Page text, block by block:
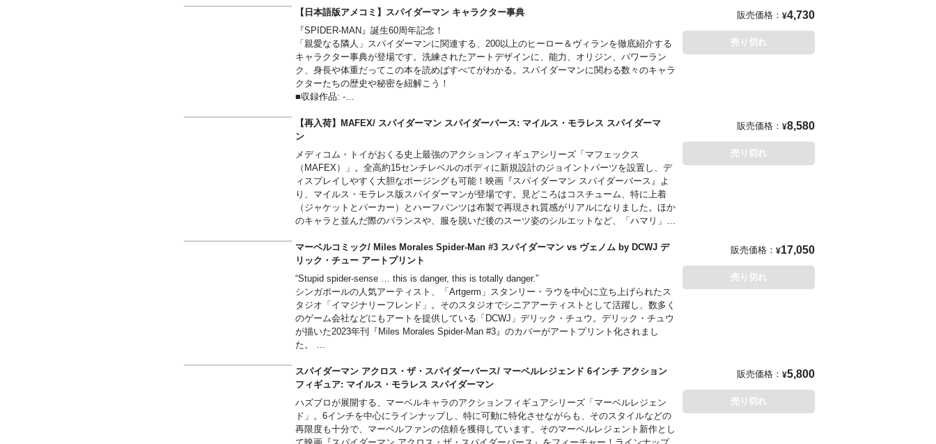
commentary.
This deluxe edition set includes an exclusive cover treatment, a decorative slipcase, and a
folio enclosing a gallery-quality print.Peter Parker and Miles Morales return for an exciting new
adventure in the critically acclaimed Marvel's Spider-Man video game saga. As the inimitable
web-heads swing, jump, and glide across Marvel's New York, iconic villains threaten to
destroy their lives, their, city and the ones they love. Now readers can explore the creation of
this dynamic new entry in the Spider-Man video game series-from unforgettable characters,
extraordinary equipment, breathtaking locales, thrilling storyboards, and more-all accompanied
Dark Horse Books and Marvel Games have joined forces to present The Art of Marvel's
Spider-Man 2. This passionately designed set celebrates the art and artistry behind the wall-
crawlers and their exploits, and provides fascinating insights to amaze any Spider-Fan!
※全文英語です。
※日本国内版が発表される可能性もございますが、予約後のキャンセルは承れません。
※この商品は入荷数の減数などによりご予約をキャンセル頂く場合や、分納での入荷となる場
合がございます。
Web-sling into action with an oversized hardcover art book chronicling the development of
Marvel's Spider-Man 2 through never-before-seen concept art and intimate creator
commentary. Peter Parker and Miles Morales return for an exciting new adventure in the
critically acclaimed Marvel's Spider-Man video game saga. As the inimitable web-heads
swing, jump, and glide across Marvel's New York, the iconic villains threaten to destroy their
lives, their city, and the ones they love. Now readers can explore the creation of this dynamic
equipment, breathtaking locales, thrilling storyboards, and more-all accompanied by
comments from the game's creative team!
Dark Horse Books and Marvel Games have joined forces to present The Art of Marvel's
Spider-Man 2. This passionately designed volume celebrates the art and artistry behind the
Wall Crawlers and their exploits, and provides fascinating insights to amaze any Spider-Fan!
【日本語版アメコミ】スパイダーマン キャラクター事典
『SPIDER-MAN』誕生60周年記念！
「親愛なる隣人」スパイダーマンに関連する、200以上のヒーロー＆ヴィランを徹底紹介する
キャラクター事典が登場です。洗練されたアートデザインに、能力、オリジン、パワーラン
ク、身長や体重だってこの本を読めばすべてがわかる。スパイダーマンに関わる数々のキャラ
クターたちの歴史や秘密を紐解こう！
■収録作品: -
●ダニエル・ウォレス[著]……作家。ニューヨーク・タイムズ紙のベストセラー『Star Wars:
The New Essential Guide to Characters』など数多くのコミックス関連書籍を手掛けている。
●メラニー・スコット[著]……作家。『Black Widow: Secrets of a Super-Sy』、『Marvel's
Greatest Comic』『DC Ultimate Character Guide』『Marvel Ultimate Fact Book』『DC:
Absolutely Everything You Need to Know』など、さまざまなコミック関連出版物を執筆。
販売価格： ¥4,730
売り切れ
【再入荷】MAFEX/ スパイダーマン スパイダーバース: マイルス・モラレス スパイダーマ
ン
メディコム・トイがおくる史上最強のアクションフィギュアシリーズ「マフェックス
（MAFEX）」。全高約15センチレベルのボディに新規設計のジョイントパーツを設置し、デ
ィスプレイしやすく大胆なポージングも可能！映画『スパイダーマン スパイダーバース』よ
り、マイルス・モラレス版スパイダーマンが登場です。見どころはコスチューム、特に上着
（ジャケットとパーカー）とハーフパンツは布製で再現され質感がリアルになりました。ほか
のキャラと並んだ際のバランスや、服を脱いだ後のスーツ姿のシルエットなど、「ハマリ」が
INTO THE SPIDER-VERSE』アイテムとなりました。
販売価格： ¥8,580
売り切れ
マーベルコミック/ Miles Morales Spider-Man #3 スパイダーマン vs ヴェノム by DCWJ デ
リック・チュー アートプリント
“Stupid spider-sense … this is danger, this is totally danger.”
シンガポールの人気アーティスト、「Artgerm」スタンリー・ラウを中心に立ち上げられたス
タジオ「イマジナリーフレンド」。そのスタジオでシニアアーティストとして活躍し、数多く
のゲーム会社などにもアートを提供している「DCWJ」デリック・チュウ。デリック・チュウ
が描いた2023年刊『Miles Morales Spider-Man #3』のカバーがアートプリント化されまし
た。
クオリティコントロールなどのため製作数を限定し、貴重なコレクターアイテムとして知られ
るサイドショウのアートプリントシリーズ。今まであまり正式流通しなかったこのアートプリ
ントが、サイドショーの協力によりここ日本でも購入が可能に！
限定数: 200
サイズ: 457.2mm x 609.6mm / 18 x 24”
販売価格： ¥17,050
売り切れ
スパイダーマン アクロス・ザ・スパイダーバース/ マーベルレジェンド 6インチ アクション
フィギュア: マイルス・モラレス スパイダーマン
ハズブロが展開する、マーベルキャラのアクションフィギュアシリーズ「マーベルレジェン
ド」。6インチを中心にラインナップし、特に可動に特化させながらも、そのスタイルなどの
再限度も十分で、マーベルファンの信頼を獲得しています。そのマーベルレジェント新作とし
て映画『スパイダーマン アクロス・ザ・スパイダーバース』をフィーチャー！ラインナップ
販売価格： ¥5,800
売り切れ